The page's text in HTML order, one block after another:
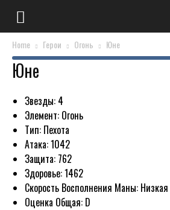
Home Герои Огонь Юне
Юне
Звезды: 4
Элемент: Огонь
Тип: Пехота
Атака:1042
Защита: 762
Здоровье:1462
Скорость Восполнения Маны: Низкая
Оценка Общая: D